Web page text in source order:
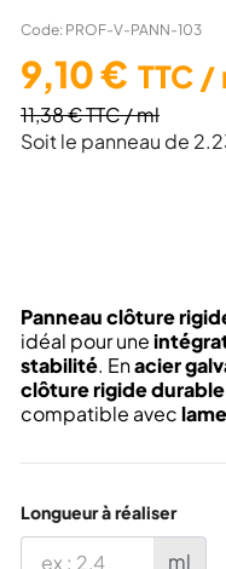
Code: PROF-V-PANN-103
9,10 € TTC /
11,38 €TTC/ ml
Soit le panneau de
Panneau clôture
idéal pour une
stabilité. Enacier
clôture rigide
compatible avec
Longueur à réaliser
ml